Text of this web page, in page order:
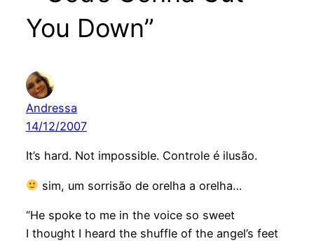
You Down”
Andressa
14/12/2007
It’s hard. Not impossible. Controle é ilusão.
sim, um sorrisão de orelha a orelha…
“He spoke to me in the voice so sweet
I thought I heard the shuffle of the angel’s feet